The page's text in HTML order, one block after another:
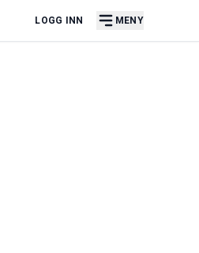
LOGG INN MENY